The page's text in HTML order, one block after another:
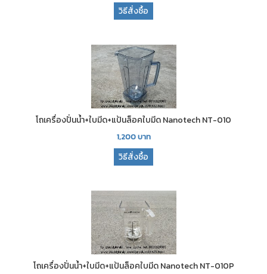
วิธีสั่งซื้อ
โถเครื่องปั่นน้ำ+ใบมีด+แป้นล็อคใบมีด Nanotech NT-010
1,200บาท
วิธีสั่งซื้อ
โถเครื่องปั่นน้ำ+ใบมีด+แป้นล็อคใบมีด Nanotech NT-010P